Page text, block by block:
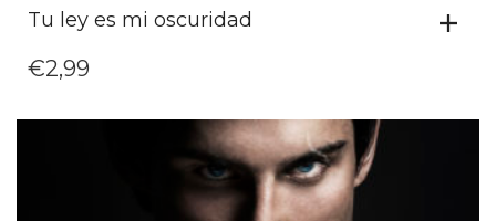
Tu ley es mi oscuridad
€2,99